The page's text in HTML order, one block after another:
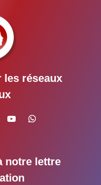
les réseaux
notre lettre